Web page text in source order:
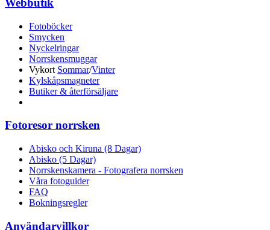
Webbutik
Fotoböcker
Smycken
Nyckelringar
Norrskensmuggar
Vykort Sommar/Vinter
Kylskåpsmagneter
Butiker & återförsäljare
Fotoresor norrsken
Abisko och Kiruna (8 Dagar)
Abisko (5 Dagar)
Norrskenskamera - Fotografera norrsken
Våra fotoguider
FAQ
Bokningsregler
Användarvillkor